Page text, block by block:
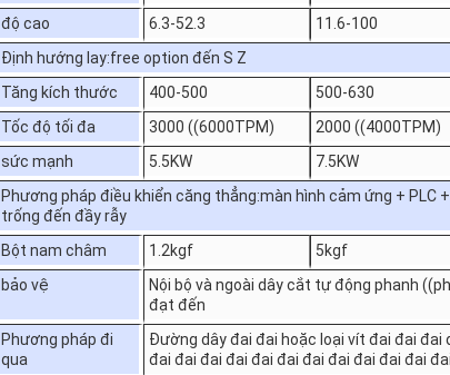
độ cao 6.3-52.3
11.6-100
Định hướng lay:free option đến S Z
Tăng kích thước
400-500
500-630
Tốc độ tối đa
3000 ((6000TPM)
2000 ((4000TPM)
sức mạnh
5.5KW
7.5KW
Phương pháp điều khiển căng thẳng:màn hình cảm ứng +
trống đến đầy rẫy
Bột nam châm
1.2kgf
5kgf
bảo vệ
Nội bộ và ngoài dây cắt tự động phanh
đạt đến
Phương pháp đi
qua
Đường dây đai đai hoặc loại vít đai đai
đai đai đai đai đai đai đai đai đai đai đai